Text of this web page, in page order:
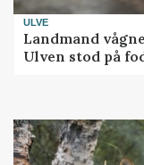
ULVE
Landmand
Ulven stod på